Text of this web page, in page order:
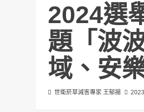
2024選
題「波
域、安
世衛菸草減害專家 王郁揚